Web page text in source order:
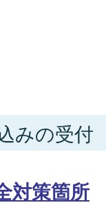
みの受付
対策箇所